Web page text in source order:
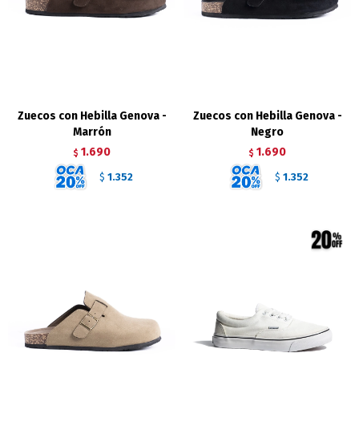
Zuecos con Hebilla Genova -
Marrón
$ 1.690
$ 1.352
Zuecos con Hebilla Genova -
Negro
$ 1.690
$ 1.352